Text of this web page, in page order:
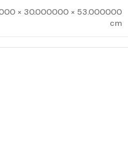
× 30.000000 × 53.000000
cm